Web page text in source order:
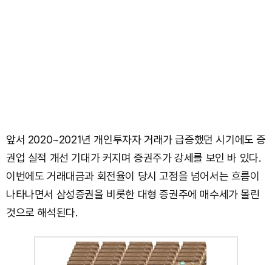
앞서 2020~2021년 개인투자자 거래가 급증했던 시기에도 증
권업 실적 개선 기대가 커지며 증권주가 강세를 보인 바 있다.
이번에도 거래대금과 회전율이 당시 고점을 넘어서는 흐름이
나타나면서 삼성증권을 비롯한 대형 증권주에 매수세가 몰린
것으로 해석된다.